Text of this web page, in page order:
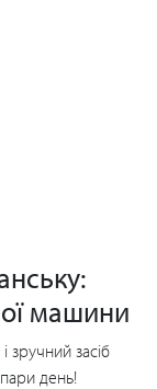
машини
зручний засіб
день!